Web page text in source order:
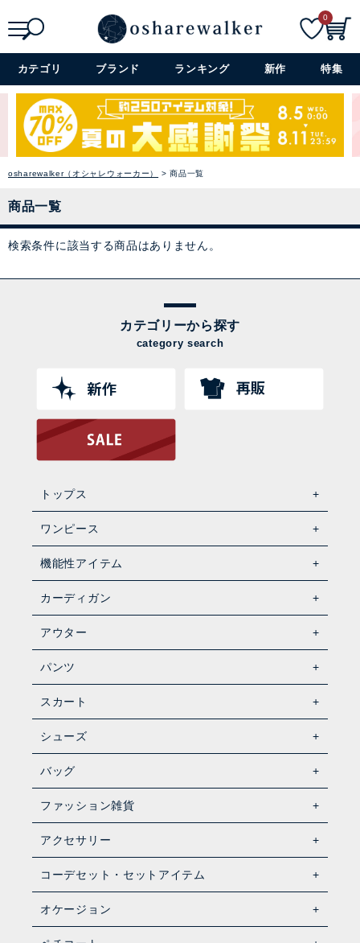
詳細検索+
0
カテゴリ ブランド ランキング 新作 特集
osharewalker（オシャレウォーカー） 商品一覧
商品一覧
検索条件に該当する商品はありません。
カテゴリーから探す
category search
トップス
ワンピース
機能性アイテム
カーディガン
アウター
パンツ
スカート
シューズ
バッグ
ファッション雑貨
アクセサリー
コーデセット・セットアイテム
オケージョン